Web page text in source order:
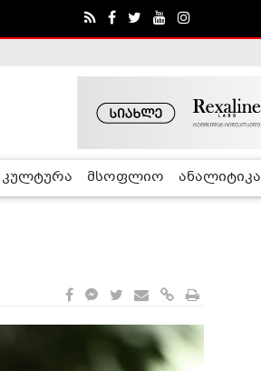
კულტურა მსოფლიო ანალიტიკა